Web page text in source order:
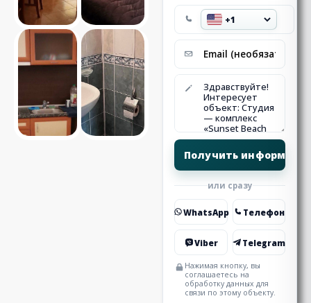
или сразу
WhatsApp Телефон
Viber Telegram
Нажимая кнопку, вы
соглашаетесь на
обработку данных для
связи по этому объекту.